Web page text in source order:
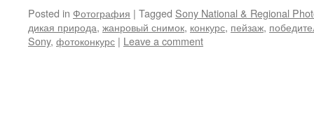
Posted in Фотография | Tagged Sony National & Regional
дикая природа, жанровый снимок, конкурс, пейзаж,
Sony, фотоконкурс | Leave a comment